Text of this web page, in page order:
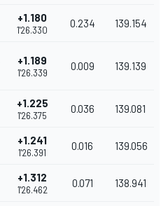
+1.180
1'26.330
0.234 139.154
+1.189
1'26.339
0.009 139.139
+1.225
1'26.375
0.036 139.081
+1.241
1'26.391
0.016 139.056
+1.312
1'26.462
0.071 138.941